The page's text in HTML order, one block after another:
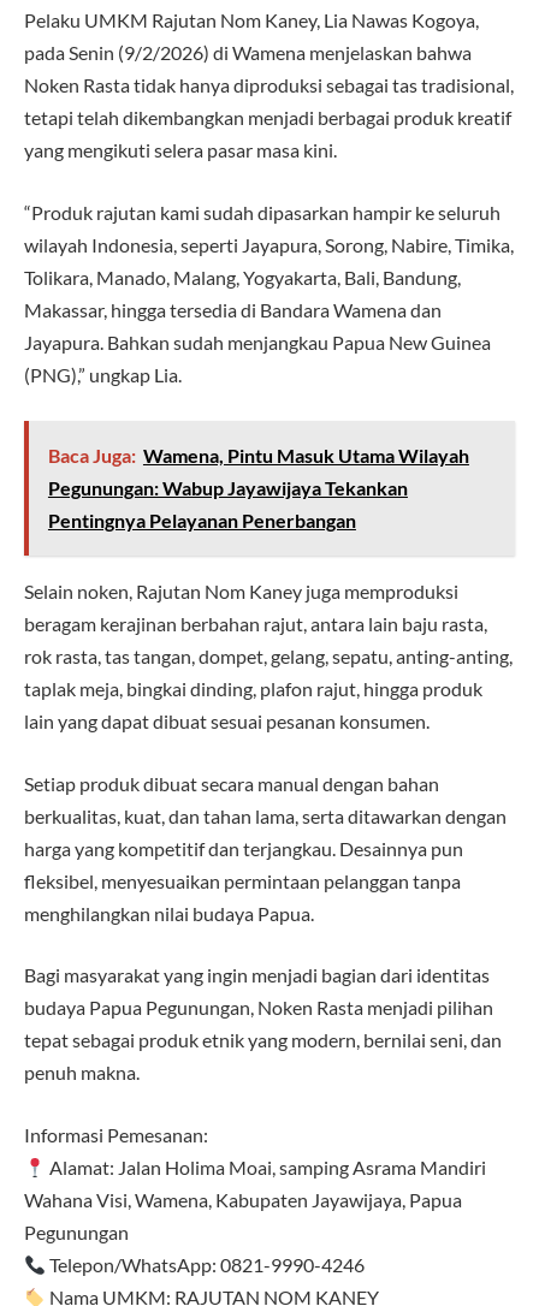
Pelaku UMKM Rajutan Nom Kaney, Lia Nawas Kogoya,
pada Senin (9/2/2026) di Wamena menjelaskan bahwa
Noken Rasta tidak hanya diproduksi sebagai tas tradisional,
tetapi telah dikembangkan menjadi berbagai produk kreatif
yang mengikuti selera pasar masa kini.
“Produk rajutan kami sudah dipasarkan hampir ke seluruh
wilayah Indonesia, seperti Jayapura, Sorong, Nabire, Timika,
Tolikara, Manado, Malang, Yogyakarta, Bali, Bandung,
Makassar, hingga tersedia di Bandara Wamena dan
Jayapura. Bahkan sudah menjangkau Papua New Guinea
(PNG),” ungkap Lia.
Baca Juga: Wamena, Pintu Masuk Utama Wilayah
Pegunungan: Wabup Jayawijaya Tekankan
Pentingnya Pelayanan Penerbangan
Selain noken, Rajutan Nom Kaney juga memproduksi
beragam kerajinan berbahan rajut, antara lain baju rasta,
rok rasta, tas tangan, dompet, gelang, sepatu, anting-anting,
taplak meja, bingkai dinding, plafon rajut, hingga produk
lain yang dapat dibuat sesuai pesanan konsumen.
Setiap produk dibuat secara manual dengan bahan
berkualitas, kuat, dan tahan lama, serta ditawarkan dengan
harga yang kompetitif dan terjangkau. Desainnya pun
fleksibel, menyesuaikan permintaan pelanggan tanpa
menghilangkan nilai budaya Papua.
Bagi masyarakat yang ingin menjadi bagian dari identitas
budaya Papua Pegunungan, Noken Rasta menjadi pilihan
tepat sebagai produk etnik yang modern, bernilai seni, dan
penuh makna.
Informasi Pemesanan:
Alamat: Jalan Holima Moai, samping Asrama Mandiri
Wahana Visi, Wamena, Kabupaten Jayawijaya, Papua
Pegunungan
Telepon/WhatsApp: 0821-9990-4246
Nama UMKM: RAJUTAN NOM KANEY